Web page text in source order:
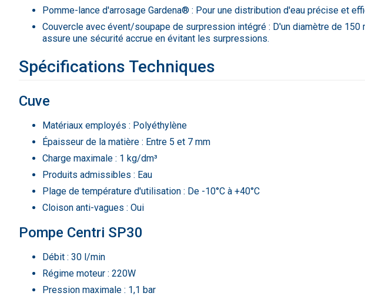
Pomme-lance d'arrosage Gardena® : Pour une distribution d'eau précise et
Couvercle avec évent/soupape de surpression intégré : D'un diamètre de 150
assure une sécurité accrue en évitant les surpressions.
Spécifications Techniques
Cuve
Matériaux employés : Polyéthylène
Épaisseur de la matière : Entre 5 et 7 mm
Charge maximale : 1 kg/dm³
Produits admissibles : Eau
Plage de température d'utilisation : De -10°C à +40°C
Cloison anti-vagues : Oui
Pompe Centri SP30
Débit : 30 l/min
Régime moteur : 220W
Pression maximale : 1,1 bar